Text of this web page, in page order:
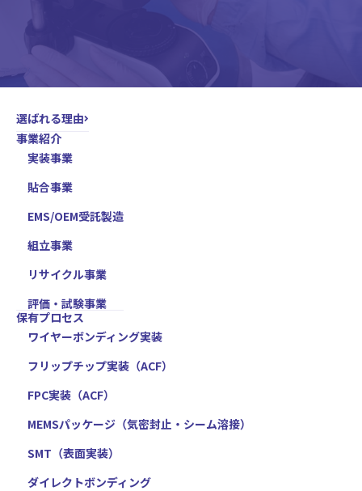
選ばれる理由
事業紹介
実装事業
貼合事業
EMS/OEM受託製造
組立事業
リサイクル事業
評価・試験事業
保有プロセス
ワイヤーボンディング実装
フリップチップ実装（ACF）
FPC実装（ACF）
MEMSパッケージ（気密封止・シーム溶接）
SMT（表面実装）
ダイレクトボンディング